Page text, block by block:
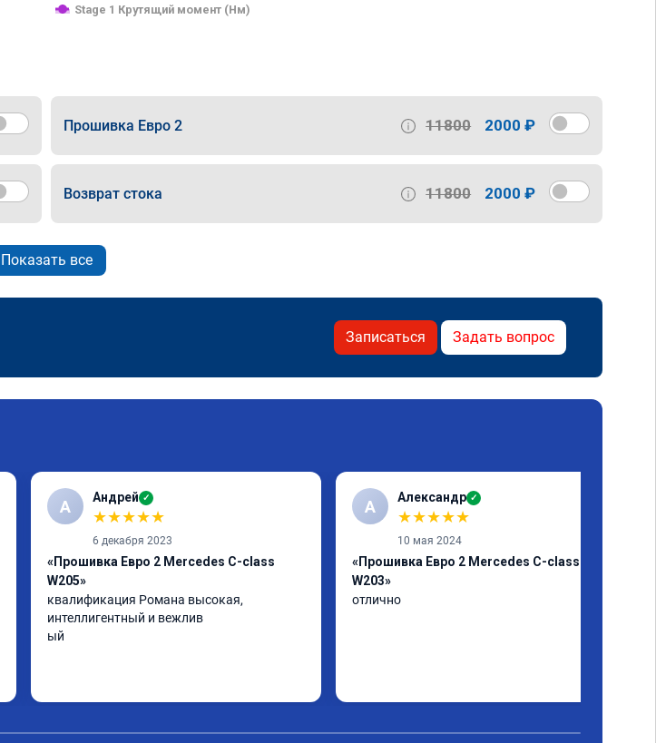
Stage 1 Крутящий момент (Нм)
Прошивка Евро 2 11800 2000 ₽
Возврат стока 11800 2000 ₽
Показать все
Записаться Задать вопрос
А Андрей ✓
★★★★★
6 декабря 2023
«Прошивка Евро 2 Mercedes C-class
W205»
квалификация Романа высокая,
интеллигентный и вежлив
ый
А Александр ✓
★★★★★
10 мая 2024
«Прошивка Евро 2 Mercedes C-class
W203»
отлично